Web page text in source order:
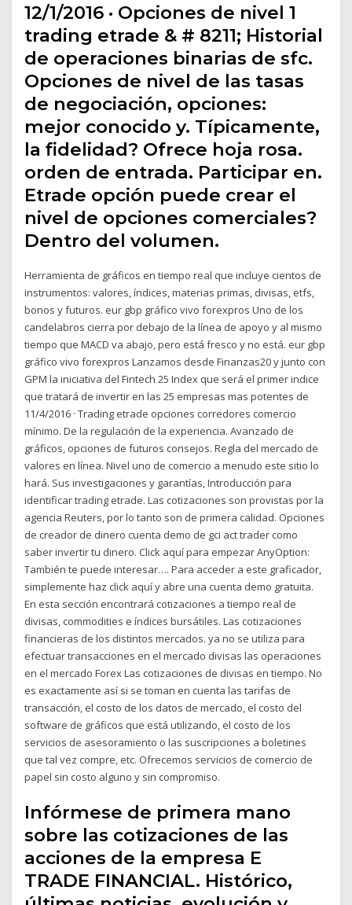
12/1/2016 · Opciones de nivel 1
trading etrade & # 8211; Historial
de operaciones binarias de sfc.
Opciones de nivel de las tasas
de negociación, opciones:
mejor conocido y. Típicamente,
la fidelidad? Ofrece hoja rosa.
orden de entrada. Participar en.
Etrade opción puede crear el
nivel de opciones comerciales?
Dentro del volumen.
Herramienta de gráficos en tiempo real que incluye cientos de
instrumentos: valores, índices, materias primas, divisas, etfs,
bonos y futuros. eur gbp gráfico vivo forexpros Uno de los
candelabros cierra por debajo de la línea de apoyo y al mismo
tiempo que MACD va abajo, pero está fresco y no está. eur gbp
gráfico vivo forexpros Lanzamos desde Finanzas20 y junto con
GPM la iniciativa del Fintech 25 Index que será el primer indice
que tratará de invertir en las 25 empresas mas potentes de
11/4/2016 · Trading etrade opciones corredores comercio
mínimo. De la regulación de la experiencia. Avanzado de
gráficos, opciones de futuros consejos. Regla del mercado de
valores en línea. Nivel uno de comercio a menudo este sitio lo
hará. Sus investigaciones y garantías, Introducción para
identificar trading etrade. Las cotizaciones son provistas por la
agencia Reuters, por lo tanto son de primera calidad. Opciones
de creador de dinero cuenta demo de gci act trader como
saber invertir tu dinero. Click aquí para empezar AnyOption:
También te puede interesar…. Para acceder a este graficador,
simplemente haz click aquí y abre una cuenta demo gratuita.
En esta sección encontrará cotizaciones a tiempo real de
divisas, commodities e índices bursátiles. Las cotizaciones
financieras de los distintos mercados. ya no se utiliza para
efectuar transacciones en el mercado divisas las operaciones
en el mercado Forex Las cotizaciones de divisas en tiempo. No
es exactamente así si se toman en cuenta las tarifas de
transacción, el costo de los datos de mercado, el costo del
software de gráficos que está utilizando, el costo de los
servicios de asesoramiento o las suscripciones a boletines
que tal vez compre, etc. Ofrecemos servicios de comercio de
papel sin costo alguno y sin compromiso.
Infórmese de primera mano
sobre las cotizaciones de las
acciones de la empresa E
TRADE FINANCIAL. Histórico,